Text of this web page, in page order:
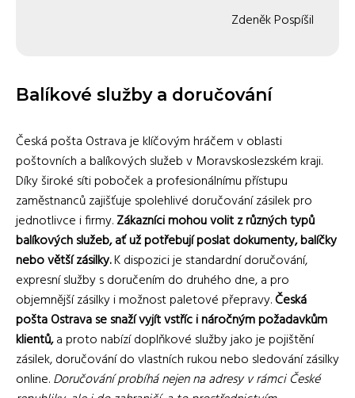
Zdeněk Pospíšil
Balíkové služby a doručování
Česká pošta Ostrava je klíčovým hráčem v oblasti
poštovních a balíkových služeb v Moravskoslezském kraji.
Díky široké síti poboček a profesionálnímu přístupu
zaměstnanců zajišťuje spolehlivé doručování zásilek pro
jednotlivce i firmy.Zákazníci mohou volit z různých typů
balíkových služeb, ať už potřebují poslat dokumenty, balíčky
nebo větší zásilky.K dispozici je standardní doručování,
expresní služby s doručením do druhého dne, a pro
objemnější zásilky i možnost paletové přepravy.Česká
pošta Ostrava se snaží vyjít vstříc i náročným požadavkům
klientů,a proto nabízí doplňkové služby jako je pojištění
zásilek, doručování do vlastních rukou nebo sledování zásilky
online.Doručování probíhá nejen na adresy v rámci České